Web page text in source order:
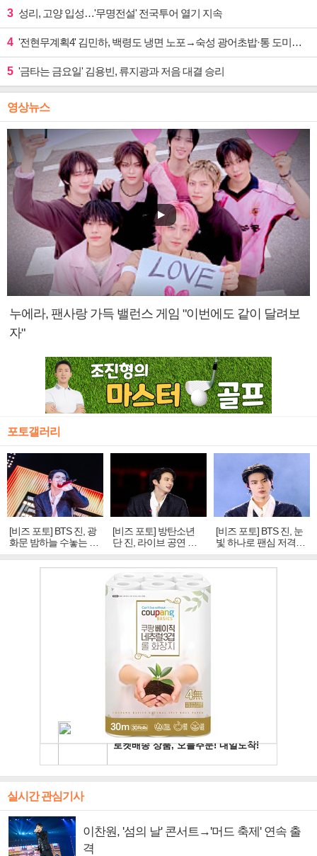
3 성리, 고양 입성…'무명전설' 전국투어 열기 지속
4 '전현무계획4' 김민하, 백령도 냉면 노포→숙성 광어초밥·통 도미찜 맛집 탐방
5 '금타는 금요일' 김용빈, 류지광과 저음 대결 승리
영상뉴스
누에라, 팬사랑 가득 밸런스 게임 "이번에도 같이 달려보
자"
포토갤러리
[비즈 포토] BTS 진, 광
화문 밤하늘 수놓는 '비
주얼 킹'의 열창
[비즈 포토] 방탄소년
단 진, 라이브 공연 중
빛나는 독보적 아우라
[비즈 포토] BTS 진, 눈
빛 하나로 팬심 저격…
독보적 카리스마
실시간 관심기사
이찬원, '섬의 날' 콘서트→'머드 축제' 연속 출
격